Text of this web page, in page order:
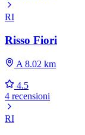
RI
Risso Fiori
A 8.02 km
4.5
4 recensioni
RI